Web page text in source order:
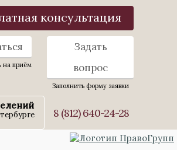
консультация
на приём
Задать
вопрос
Заполнить форму заявки
8 (812) 640-24-28